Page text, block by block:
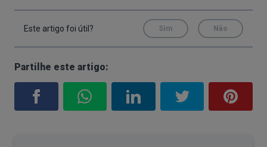
Este artigo foi útil? Sim Não
Partilhe este artigo: